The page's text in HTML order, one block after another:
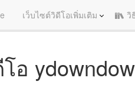
เว็บไซต์วิดีโอเพิ่มเติม วิ
อ